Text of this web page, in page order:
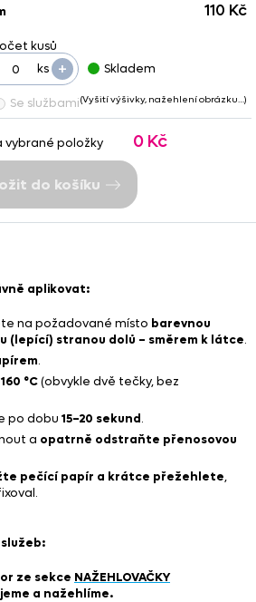
ks +
110 Kč
Skladem
Se službami(Vyšití výšivky, nažehlení obrázku…)
vybrané položky 0 Kč
do košíku
aplikovat:
na požadované místo barevnou
(lepící) stranou dolů – směrem k látce.
.
160 °C(obvykle dvě tečky, bez
po dobu 15–20 sekund.
a opatrně odstraňte přenosovou
pečící papír a krátce přežehlete,
ze sekce NAŽEHLOVAČKY
a nažehlíme.